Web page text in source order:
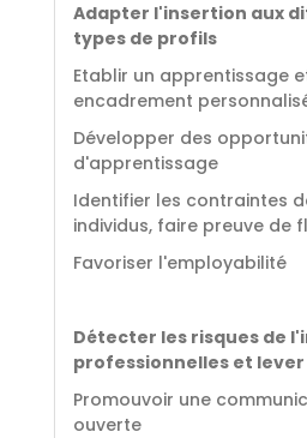
Adapter l'insertion aux
types de profils
Etablir un apprentissage
encadrement
Développer des
d'apprentissage
Identifier les contraintes
individus, faire preuve de
Favoriser l'employabilité
Détecter les risques de
professionnelles et
Promouvoir une
ouverte